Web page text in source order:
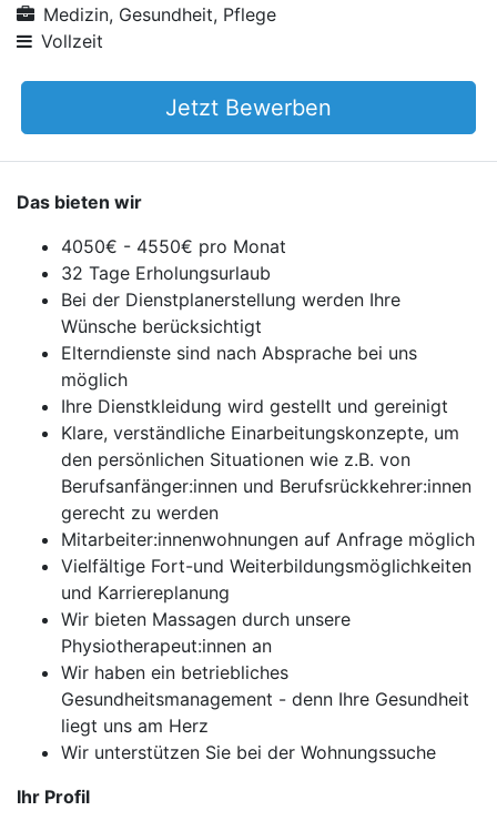
Medizin, Gesundheit, Pflege
Vollzeit
Jetzt Bewerben
Das bieten wir
4050€ - 4550€ pro Monat
32 Tage Erholungsurlaub
Bei der Dienstplanerstellung werden Ihre
Wünsche berücksichtigt
Elterndienste sind nach Absprache bei uns
möglich
Ihre Dienstkleidung wird gestellt und gereinigt
Klare, verständliche Einarbeitungskonzepte, um
den persönlichen Situationen wie z.B. von
Berufsanfänger:innen und Berufsrückkehrer:innen
gerecht zu werden
Mitarbeiter:innenwohnungen auf Anfrage möglich
Vielfältige Fort-und Weiterbildungsmöglichkeiten
und Karriereplanung
Wir bieten Massagen durch unsere
Physiotherapeut:innen an
Wir haben ein betriebliches
Gesundheitsmanagement - denn Ihre Gesundheit
liegt uns am Herz
Wir unterstützen Sie bei der Wohnungssuche
Ihr Profil